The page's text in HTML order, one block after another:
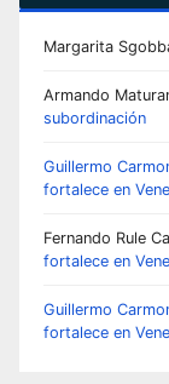
Margarita
Armando
subordinación
Guillermo
fortalece en
Fernando Rule
fortalece en
Guillermo
fortalece en